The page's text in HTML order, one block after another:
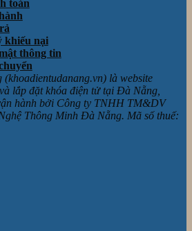
toán
khiếu nại
thông tin
là website
lắp đặt khóa điện tử tại Đà Nẵng,
hành bởi Công ty TNHH TM&DV
Thông Minh Đà Nẵng. Mã số thuế: